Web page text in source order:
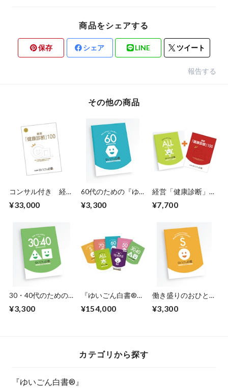
商品をシェアする
保存 シェア LINE ツイート
報告する
その他の商品
コンサル付き 経営
社長版『ゆいごん白
¥33,000
60代のための『ゆ
¥3,300
経営「健康診断」
ごん白書®』＋『ゆ
¥7,700
30・40代のための
¥3,300
『ゆいごん白書®』
版『ゆいごん白書
¥154,000
働き盛りのおひとり
ん白書®』
¥3,300
カテゴリから探す
『ゆいごん白書®』